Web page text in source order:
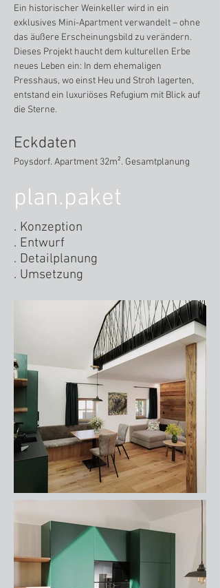
Ein historischer Weinkeller wird in ein
exklusives Mini-Apartment verwandelt – ohne
das äußere Erscheinungsbild zu verändern.
Dieses Projekt haucht dem kulturellen Erbe
neues Leben ein: In dem ehemaligen
Presshaus, wo einst Heu und Stroh lagerten,
entstand ein luxuriöses Refugium mit Blick auf
die Sterne.
Eckdaten
Poysdorf. Apartment 32m². Gesamtplanung
plan.paket
. Konzeption
. Entwurf
. Detailplanung
. Umsetzung